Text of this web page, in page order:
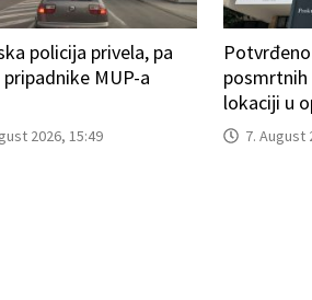
policija privela, pa
MUP-a
2026, 15:49
lokaciji u
7. August